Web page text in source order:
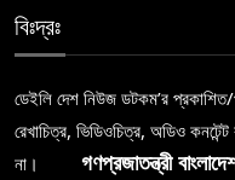
বিঃদ্রঃ
ডেইলি দেশ নিউজ ডটকম’র
রেখাচিত্র, ভিডিওচিত্র, অডিও
না।
গণপ্রজাতন্ত্রী